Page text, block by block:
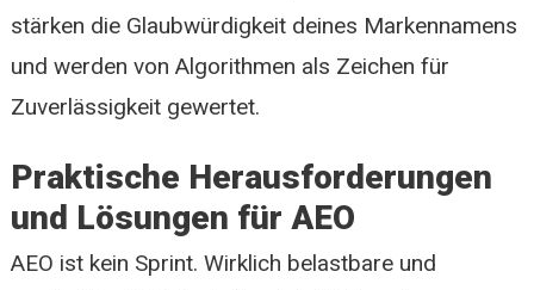
stärken die Glaubwürdigkeit deines Markennamens
und werden von Algorithmen als Zeichen für
Zuverlässigkeit gewertet.
Praktische Herausforderungen
und Lösungen für AEO
AEO ist kein Sprint. Wirklich belastbare und